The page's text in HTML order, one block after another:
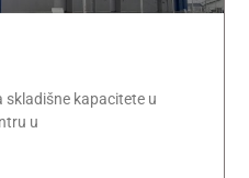
skladišne kapacitete u
u